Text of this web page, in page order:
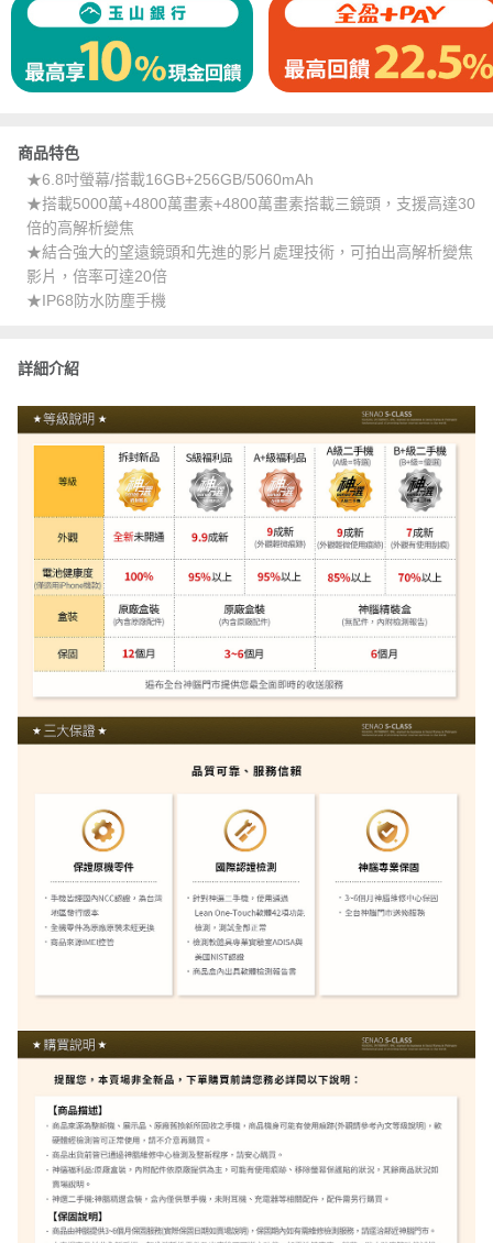
商品特色
★6.8吋螢幕/搭載16GB+256GB/5060mAh
★搭載5000萬+4800萬畫素+4800萬畫素搭載三鏡頭，支援高達30
倍的高解析變焦
★結合強大的望遠鏡頭和先進的影片處理技術，可拍出高解析變焦
影片，倍率可達20倍
★IP68防水防塵手機
詳細介紹